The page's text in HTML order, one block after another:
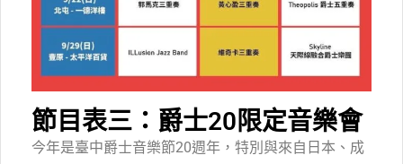
節目表三：爵士20限定音樂會
今年是臺中爵士音樂節20週年，特別與來自日本、成